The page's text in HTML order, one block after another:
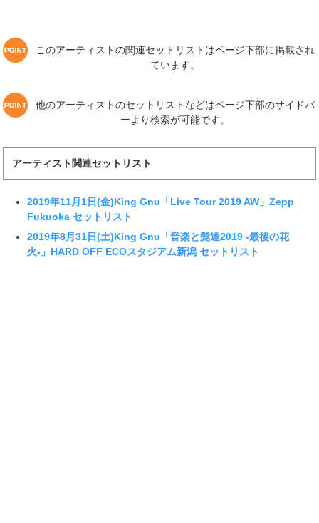
このアーティストの関連セットリストはページ下部に掲載され
ています。
他のアーティストのセットリストなどはページ下部のサイドバ
ーより検索が可能です。
アーティスト関連セットリスト
2019年11月1日(金)King Gnu「Live Tour 2019 AW」Zepp
Fukuoka セットリスト
2019年8月31日(土)King Gnu「音楽と髭達2019 -最後の花
火-」HARD OFF ECOスタジアム新潟 セットリスト